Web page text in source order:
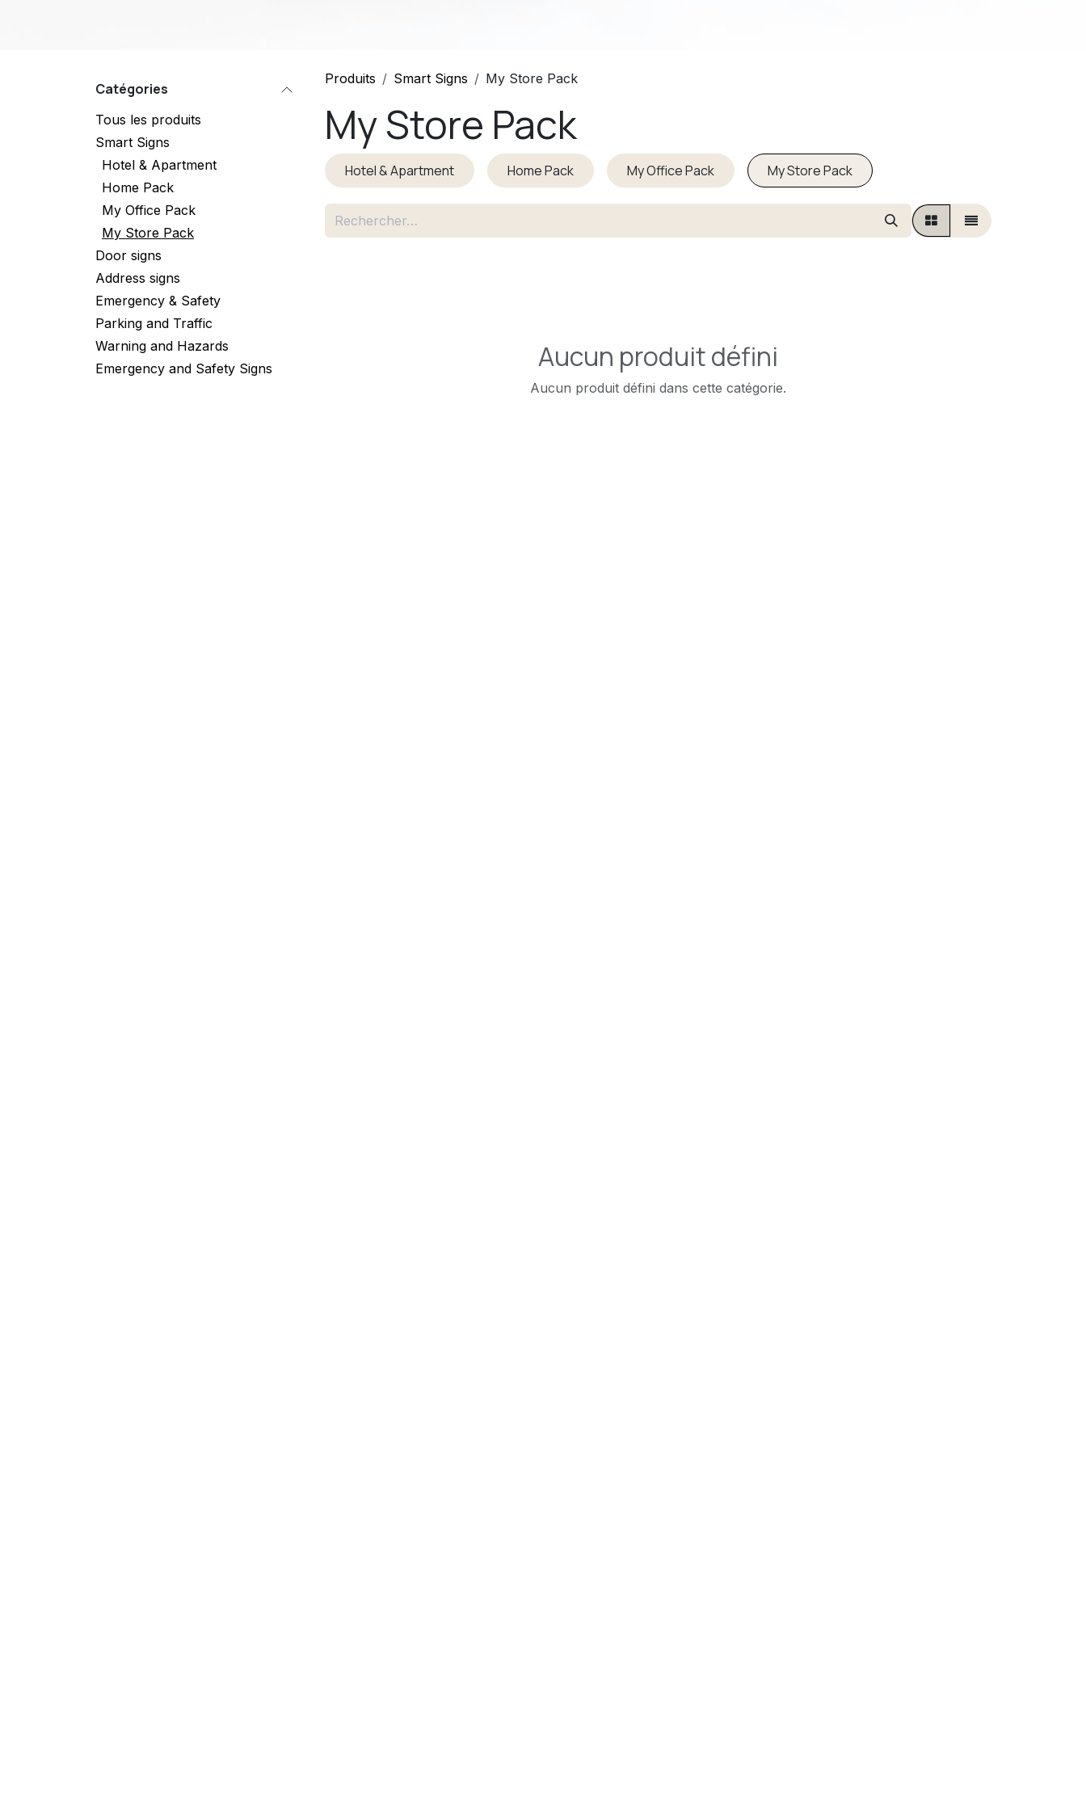
Catégories
Tous les produits
Smart Signs
Hotel & Apartment
Home Pack
My Office Pack
My Store Pack
Door signs
Address signs
Emergency & Safety
Parking and Traffic
Warning and Hazards
Emergency and Safety Signs
Produits Smart Signs My Store Pack
My Store Pack
Hotel & Apartment Home Pack My Office Pack My Store Pack
Aucun produit défini
Aucun produit défini dans cette catégorie.